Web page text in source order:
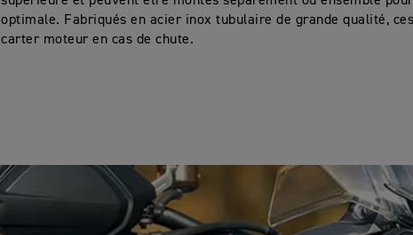
optimale. Fabriqués en acier inox tubulaire de grande qualité,
carter moteur en cas de chute.